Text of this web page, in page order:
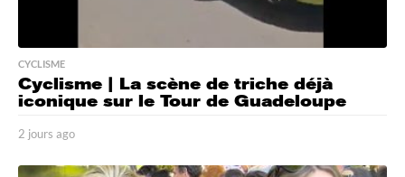
CYCLISME
Cyclisme | La scène de triche déjà
iconique sur le Tour de Guadeloupe
2 jours ago
o